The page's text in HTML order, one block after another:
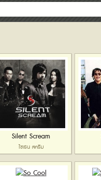
Silent Scream
ไซเรน สครีม